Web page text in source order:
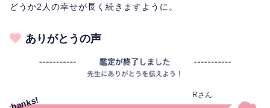
どうか2人の幸せが長く続きますように。
ありがとうの声
Rさん